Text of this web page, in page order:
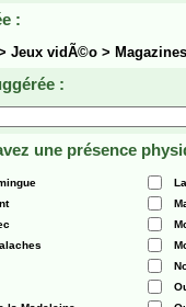
:
Jeux vidÃ©o >
:
une présence